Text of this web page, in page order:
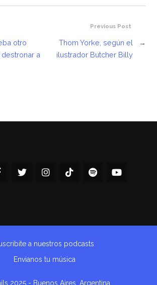
Previous Post
Thom Yorke, según el
ilustrador Butcher Billy
→
otro
a
2025 - Buenos Aires, Argentina
a nuestros podcasts
Envianos tu música